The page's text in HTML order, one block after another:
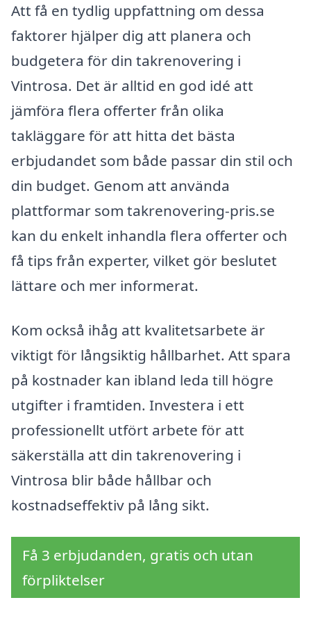
Att få en tydlig uppfattning om dessa
faktorer hjälper dig att planera och
budgetera för din takrenovering i
Vintrosa. Det är alltid en god idé att
jämföra flera offerter från olika
takläggare för att hitta det bästa
erbjudandet som både passar din stil och
din budget. Genom att använda
plattformar som takrenovering-pris.se
kan du enkelt inhandla flera offerter och
få tips från experter, vilket gör beslutet
lättare och mer informerat.
Kom också ihåg att kvalitetsarbete är
viktigt för långsiktig hållbarhet. Att spara
på kostnader kan ibland leda till högre
utgifter i framtiden. Investera i ett
professionellt utfört arbete för att
säkerställa att din takrenovering i
Vintrosa blir både hållbar och
kostnadseffektiv på lång sikt.
Få 3 erbjudanden, gratis och utan
förpliktelser